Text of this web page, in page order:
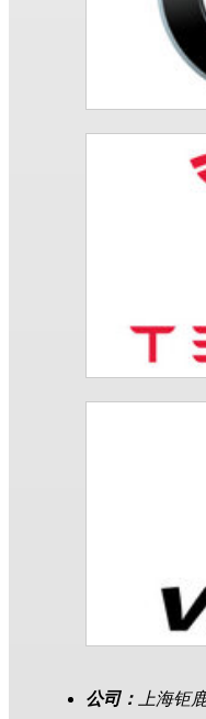
公司：
上海钜